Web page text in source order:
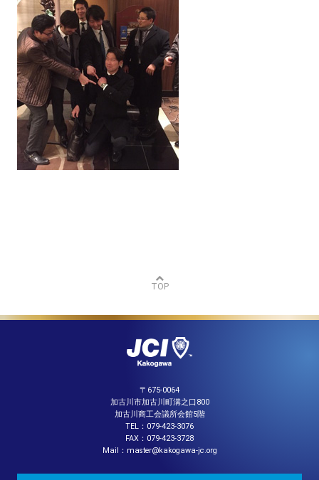
TOP
〒675-0064
加古川市加古川町溝之口800
加古川商工会議所会館5階
TEL：079-423-3076
FAX：079-423-3728
Mail：master@kakogawa-jc.org